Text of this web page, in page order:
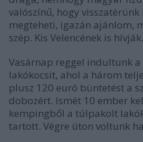
valószínű, hogy
megteheti, igazán ajánlom,
szép. Kis Velencének is hívják.
Vasárnap reggel indultunk
lakókocsit, ahol a három
plusz 120 euró büntetést a
dobozért. Ismét 10 ember
kempingből a túlpakolt
tartott. Végre úton voltunk